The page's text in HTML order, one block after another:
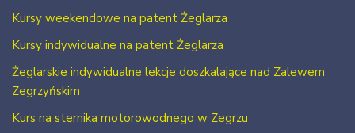
Kursy weekendowe na patent Żeglarza
Kursy indywidualne na patent Żeglarza
Żeglarskie indywidualne lekcje doszkalające nad Zalewem
Zegrzyńskim
Kurs na sternika motorowodnego w Zegrzu